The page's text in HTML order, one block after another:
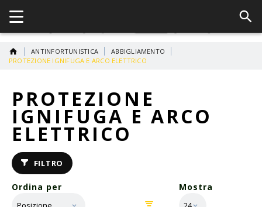
ANTINFORTUNISTICA
ABBIGLIAMENTO
PROTEZIONE IGNIFUGA E ARCO ELETTRICO
PROTEZIONE
IGNIFUGA E ARCO
ELETTRICO
FILTRO
Ordina per Mostra